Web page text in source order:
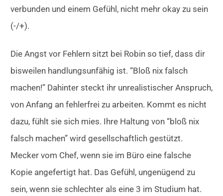
verbunden und einem Gefühl, nicht mehr okay zu sein
(-/+).
Die Angst vor Fehlern sitzt bei Robin so tief, dass dir
bisweilen handlungsunfähig ist. “Bloß nix falsch
machen!” Dahinter steckt ihr unrealistischer Anspruch,
von Anfang an fehlerfrei zu arbeiten. Kommt es nicht
dazu, fühlt sie sich mies. Ihre Haltung von “bloß nix
falsch machen” wird gesellschaftlich gestützt.
Mecker vom Chef, wenn sie im Büro eine falsche
Kopie angefertigt hat. Das Gefühl, ungenügend zu
sein, wenn sie schlechter als eine 3 im Studium hat.